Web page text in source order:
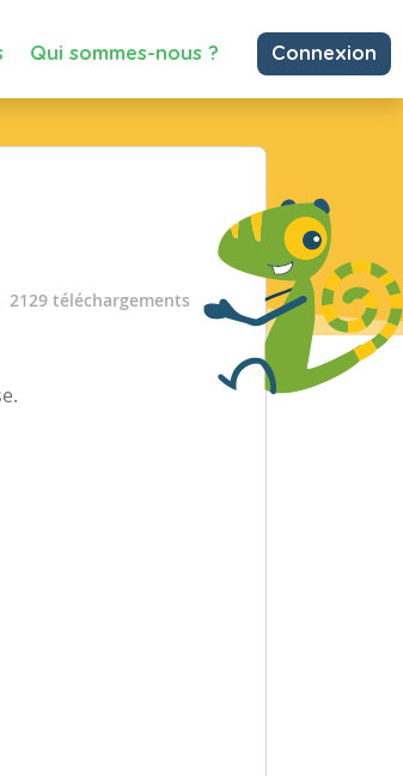
Qui sommes-nous ? Connexion
2129 téléchargements